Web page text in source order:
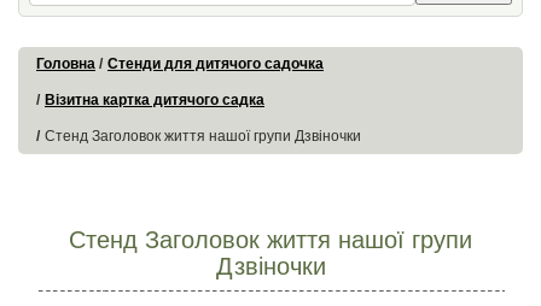
Головна Стенди для дитячого садочка
Візитна картка дитячого садка
Стенд Заголовок життя нашої групи Дзвіночки
Стенд Заголовок життя нашої групи
Дзвіночки